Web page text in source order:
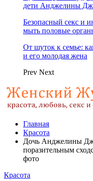
дети Анджелины
Безопасный секс и
мыть половые
От шуток к семье:
и его молодая жена
Prev Next
Главная
Красота
Дочь Анджелины
поразительным
фото
Красота